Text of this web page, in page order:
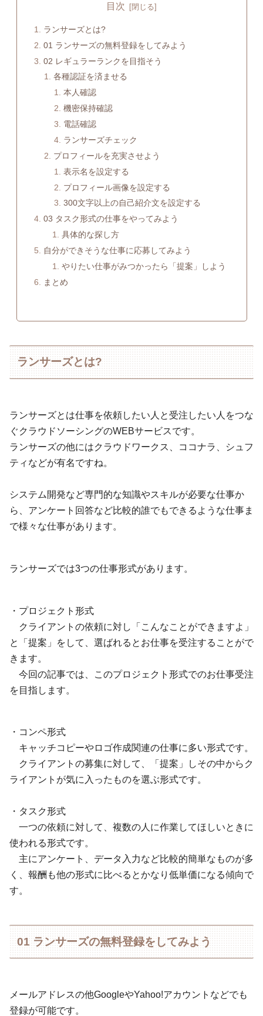
目次
ランサーズとは?
01 ランサーズの無料登録をしてみよう
02 レギュラーランクを目指そう
各種認証を済ませる
本人確認
機密保持確認
電話確認
ランサーズチェック
プロフィールを充実させよう
表示名を設定する
プロフィール画像を設定する
300文字以上の自己紹介文を設定する
03 タスク形式の仕事をやってみよう
具体的な探し方
自分ができそうな仕事に応募してみよう
やりたい仕事がみつかったら「提案」しよう
まとめ
ランサーズとは?
ランサーズとは仕事を依頼したい人と受注したい人をつな
ぐクラウドソーシングのWEBサービスです。
ランサーズの他にはクラウドワークス、ココナラ、シュフ
ティなどが有名ですね。
システム開発など専門的な知識やスキルが必要な仕事か
ら、アンケート回答など比較的誰でもできるような仕事ま
で様々な仕事があります。
ランサーズでは3つの仕事形式があります。
・プロジェクト形式
クライアントの依頼に対し「こんなことができますよ」
と「提案」をして、選ばれるとお仕事を受注することがで
きます。
今回の記事では、このプロジェクト形式でのお仕事受注
を目指します。
・コンペ形式
キャッチコピーやロゴ作成関連の仕事に多い形式です。
クライアントの募集に対して、「提案」しその中からク
ライアントが気に入ったものを選ぶ形式です。
・タスク形式
一つの依頼に対して、複数の人に作業してほしいときに
使われる形式です。
主にアンケート、データ入力など比較的簡単なものが多
く、報酬も他の形式に比べるとかなり低単価になる傾向で
す。
01 ランサーズの無料登録をしてみよう
メールアドレスの他GoogleやYahoo!アカウントなどでも
登録が可能です。